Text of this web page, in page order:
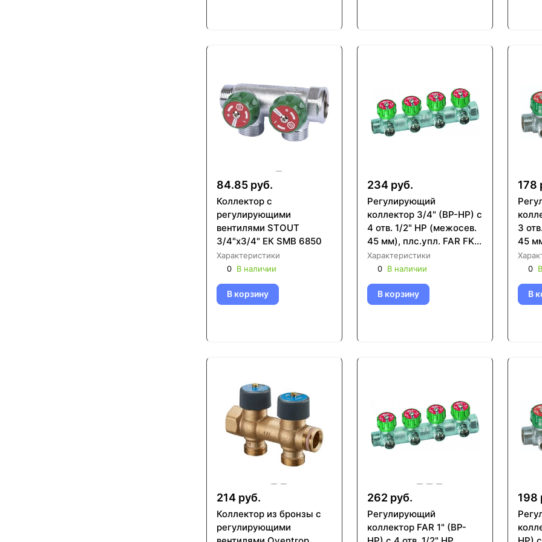
84.85 руб.
Коллектор с
регулирующими
вентилями STOUT
3/4"х3/4" ЕК SMB 6850
Характеристики
0 В наличии
В корзину
234 руб.
Регулирующий
коллектор 3/4" (ВР-НР) с
4 отв. 1/2" НР (межосев.
45 мм), плс.упл. FAR FK
3824 3412TP
Характеристики
0 В наличии
В корзину
178
3
45
3822
0
В
214 руб.
Коллектор из бронзы с
регулирующими
262 руб.
Регулирующий
коллектор FAR 1" (ВР-
198